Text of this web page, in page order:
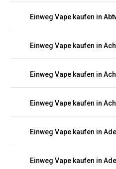
Einweg Vape kaufen in
Einweg Vape kaufen in
Einweg Vape kaufen in
Einweg Vape kaufen in
Einweg Vape kaufen in
Einweg Vape kaufen in